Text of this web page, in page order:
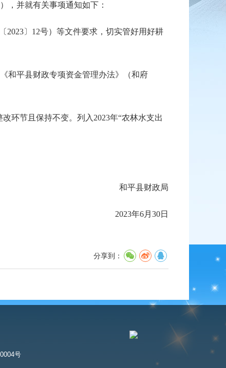
，并就有关事项通知如下：
〕12号）等文件要求，切实管好用好耕
和平县财政专项资金管理办法》（和府
环节且保持不变。列入2023年“农林水支出
和平县财政局
2023年6月30日
分享到：
号